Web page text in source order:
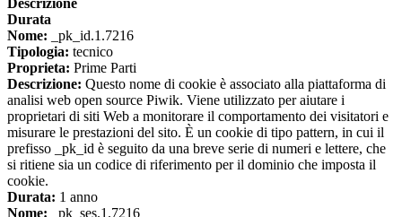
Descrizione
Durata
Nome: _pk_id.1.7216
Tipologia: tecnico
Proprieta: Prime Parti
Descrizione: Questo nome di cookie è associato alla piattaforma di
analisi web open source Piwik. Viene utilizzato per aiutare i
proprietari di siti Web a monitorare il comportamento dei visitatori e
misurare le prestazioni del sito. È un cookie di tipo pattern, in cui il
prefisso _pk_id è seguito da una breve serie di numeri e lettere, che
si ritiene sia un codice di riferimento per il dominio che imposta il
cookie.
Durata: 1 anno
Nome: _pk_ses.1.7216